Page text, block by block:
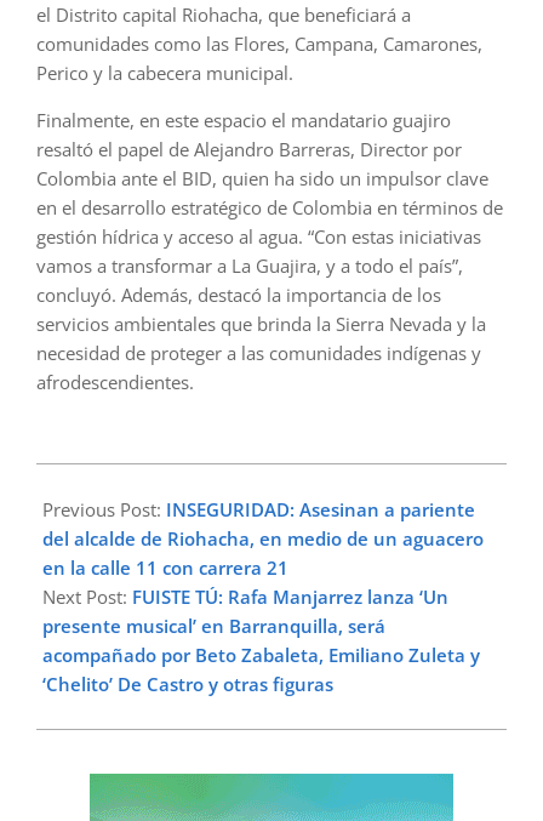
el Distrito capital Riohacha, que beneficiará a
comunidades como las Flores, Campana, Camarones,
Perico y la cabecera municipal.
Finalmente, en este espacio el mandatario guajiro
resaltó el papel de Alejandro Barreras, Director por
Colombia ante el BID, quien ha sido un impulsor clave
en el desarrollo estratégico de Colombia en términos de
gestión hídrica y acceso al agua. “Con estas iniciativas
vamos a transformar a La Guajira, y a todo el país”,
concluyó. Además, destacó la importancia de los
servicios ambientales que brinda la Sierra Nevada y la
necesidad de proteger a las comunidades indígenas y
afrodescendientes.
09-
23
Previous Post: INSEGURIDAD: Asesinan a pariente
del alcalde de Riohacha, en medio de un aguacero
en la calle 11 con carrera 21
Next Post: FUISTE TÚ: Rafa Manjarrez lanza ‘Un
presente musical’ en Barranquilla, será
acompañado por Beto Zabaleta, Emiliano Zuleta y
‘Chelito’ De Castro y otras figuras